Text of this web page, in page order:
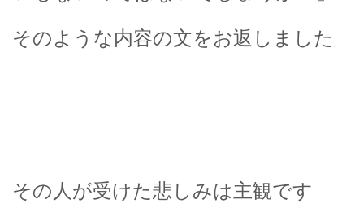
そのような内容の文をお返しました
その人が受けた悲しみは主観です